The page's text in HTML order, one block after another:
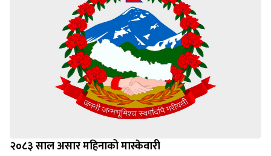
२०८३ साल असार महिनाको मास्केवारी